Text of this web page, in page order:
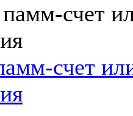
счет